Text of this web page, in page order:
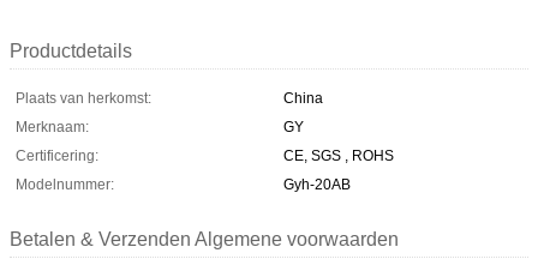
Productdetails
Plaats van herkomst:
China
Merknaam:
GY
Certificering:
CE, SGS , ROHS
Modelnummer:
Gyh-20AB
Betalen & Verzenden Algemene voorwaarden